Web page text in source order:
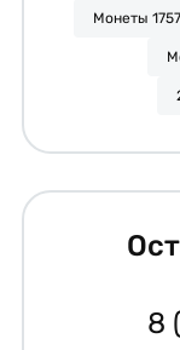
Монеты
8